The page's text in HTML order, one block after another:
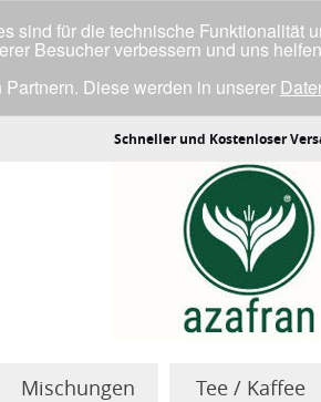
Schneller und Kostenloser
Mischungen Tee / Kaffee
sind für die technische Funktionalität
Besucher verbessern und uns
Diese werden in unserer
Cookies einverstanden bist.